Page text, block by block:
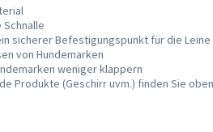
sicherer Befestigungspunkt für die Leine
von Hundemarken
weniger klappern
Produkte (Geschirr uvm.) finden Sie